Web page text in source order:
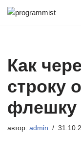
Как
строку
флешку
автор: admin